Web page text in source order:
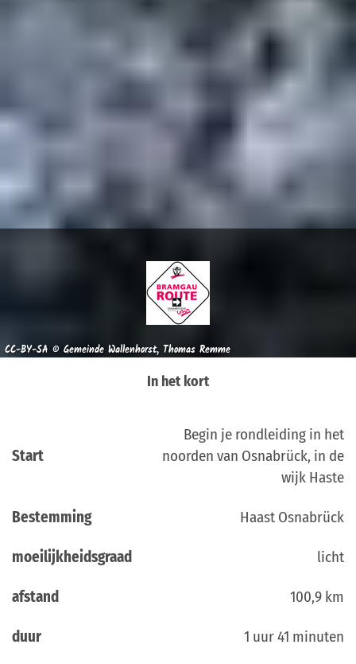
CC-BY-SA © Gemeinde Wallenhorst, Thomas Remme
In het kort
Start
Begin je rondleiding in het
noorden van Osnabrück, in de
wijk Haste
Bestemming Haast Osnabrück
moeilijkheidsgraad licht
afstand 100,9 km
duur 1 uur 41 minuten